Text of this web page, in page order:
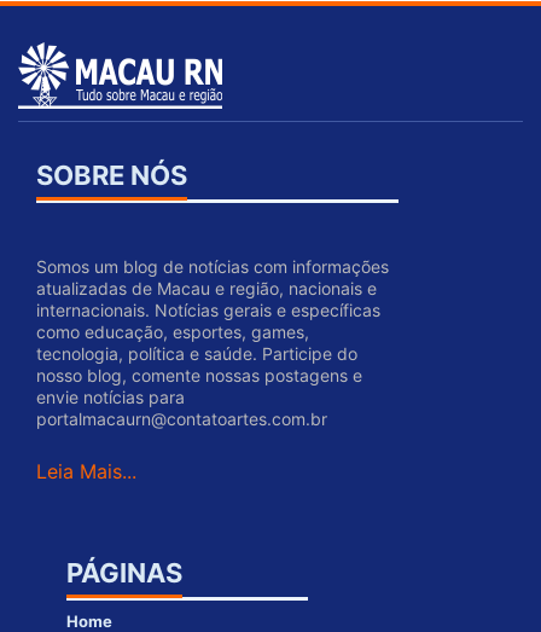
SOBRE NÓS
Somos um blog de notícias com informações
atualizadas de Macau e região, nacionais e
internacionais. Notícias gerais e específicas
como educação, esportes, games,
tecnologia, política e saúde. Participe do
nosso blog, comente nossas postagens e
envie notícias para
portalmacaurn@contatoartes.com.br
Leia Mais...
PÁGINAS
Home